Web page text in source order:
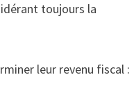
toujours la
leur revenu fiscal :